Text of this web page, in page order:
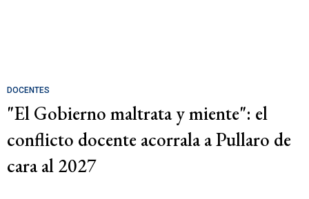
DOCENTES
"El Gobierno maltrata y miente": el
conflicto docente acorrala a Pullaro de
cara al 2027